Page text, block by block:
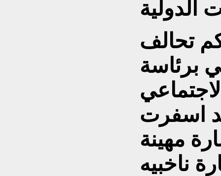
الدولية
تحالف
برئاسة
اسفرت
مهينة
ناخبيه